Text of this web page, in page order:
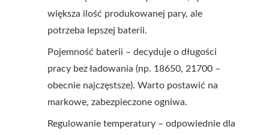
większa ilość produkowanej pary, ale
potrzeba lepszej baterii.
Pojemność baterii – decyduje o długości
pracy bez ładowania (np. 18650, 21700 –
obecnie najczęstsze). Warto postawić na
markowe, zabezpieczone ogniwa.
Regulowanie temperatury – odpowiednie dla